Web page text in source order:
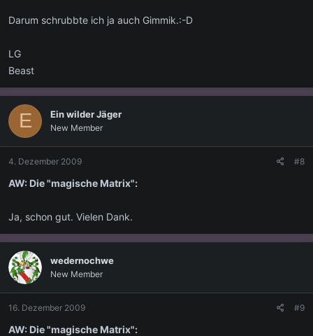
Darum schrubbte ich ja auch Gimmik.:-D
LG
Beast
E Ein wilder Jäger
New Member
4. Dezember 2009 #8
AW: Die "magische Matrix":
Ja, schon gut. Vielen Dank.
wedernochwe
New Member
16. Dezember 2009 #9
AW: Die "magische Matrix":